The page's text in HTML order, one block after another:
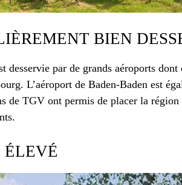
BIEN
desservie par de grands aéroports
L’aéroport de Baden-Baden est
de TGV ont permis de placer la région